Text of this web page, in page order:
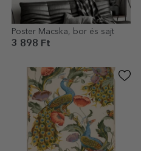
Poster Macska, bor és sajt
3 898 Ft